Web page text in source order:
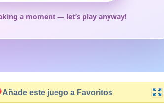
Añade este juego a Favoritos